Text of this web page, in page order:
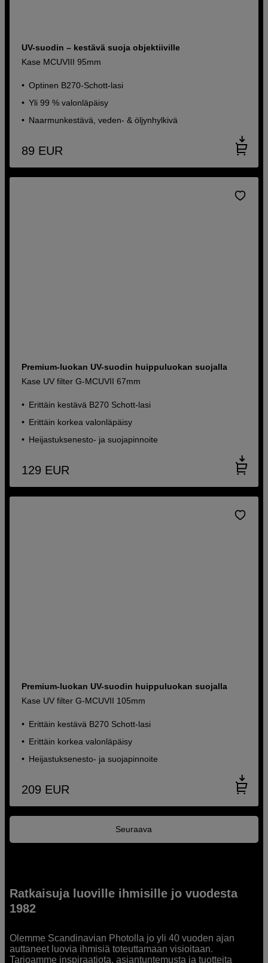
UV-suodin – kestävä suoja objektiiville
Kase MCUVIII 95mm
Optinen B270-Schott-lasi
Yli 99 % valonläpäisy
Naarmunkestävä, veden- & öljynhylkivä
89 EUR
Premium-luokan UV-suodin huippuluokan suojalla
Kase UV filter G-MCUVII 67mm
Erittäin kestävä B270 Schott-lasi
Erittäin korkea valonläpäisy
Heijastuksenesto- ja suojapinnoite
129 EUR
Premium-luokan UV-suodin huippuluokan suojalla
Kase UV filter G-MCUVII 105mm
Erittäin kestävä B270 Schott-lasi
Erittäin korkea valonläpäisy
Heijastuksenesto- ja suojapinnoite
209 EUR
Seuraava
Ratkaisuja luoville ihmisille jo vuodesta
1982
Olemme Scandinavian Photolla jo yli 40 vuoden ajan
auttaneet luovia ihmisiä toteuttamaan visioitaan.
Tarjoamme inspiraatiota, asiantuntemusta ja tuotteita